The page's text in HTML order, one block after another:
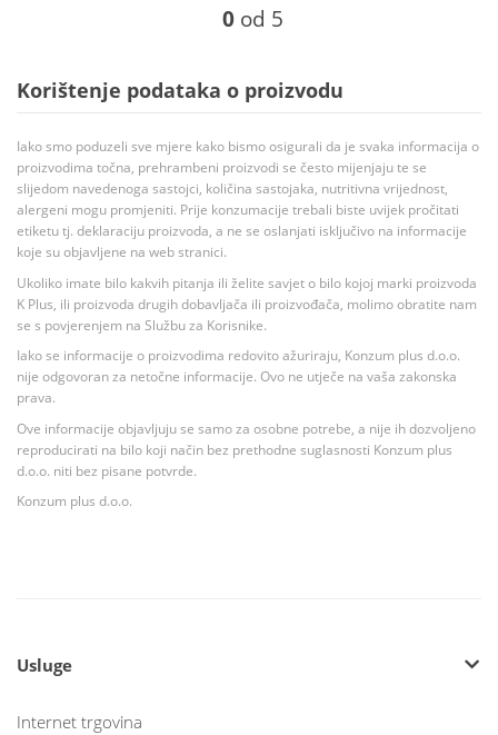
0 od 5
Korištenje podataka o proizvodu
Iako smo poduzeli sve mjere kako bismo osigurali da je svaka informacija o
proizvodima točna, prehrambeni proizvodi se često mijenjaju te se
slijedom navedenoga sastojci, količina sastojaka, nutritivna vrijednost,
alergeni mogu promjeniti. Prije konzumacije trebali biste uvijek pročitati
etiketu tj. deklaraciju proizvoda, a ne se oslanjati isključivo na informacije
koje su objavljene na web stranici.
Ukoliko imate bilo kakvih pitanja ili želite savjet o bilo kojoj marki proizvoda
K Plus, ili proizvoda drugih dobavljača ili proizvođača, molimo obratite nam
se s povjerenjem na Službu za Korisnike.
Iako se informacije o proizvodima redovito ažuriraju, Konzum plus d.o.o.
nije odgovoran za netočne informacije. Ovo ne utječe na vaša zakonska
prava.
Ove informacije objavljuju se samo za osobne potrebe, a nije ih dozvoljeno
reproducirati na bilo koji način bez prethodne suglasnosti Konzum plus
d.o.o. niti bez pisane potvrde.
Konzum plus d.o.o.
Usluge
Internet trgovina